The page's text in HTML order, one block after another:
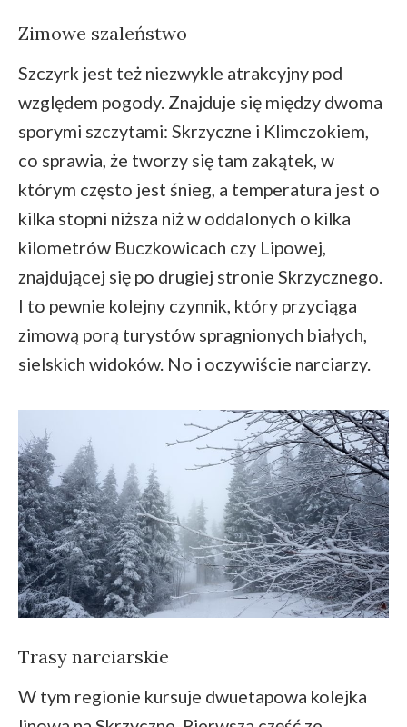
Zimowe szaleństwo
Szczyrk jest też niezwykle atrakcyjny pod
względem pogody. Znajduje się między dwoma
sporymi szczytami: Skrzyczne i Klimczokiem,
co sprawia, że tworzy się tam zakątek, w
którym często jest śnieg, a temperatura jest o
kilka stopni niższa niż w oddalonych o kilka
kilometrów Buczkowicach czy Lipowej,
znajdującej się po drugiej stronie Skrzycznego.
I to pewnie kolejny czynnik, który przyciąga
zimową porą turystów spragnionych białych,
sielskich widoków. No i oczywiście narciarzy.
Trasy narciarskie
W tym regionie kursuje dwuetapowa kolejka